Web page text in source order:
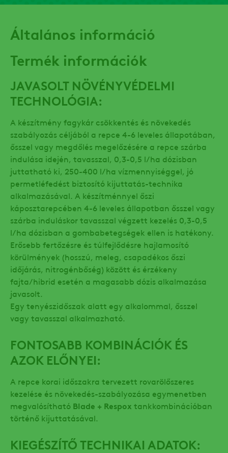
Általános információ
Termék információk
JAVASOLT NÖVÉNYVÉDELMI
TECHNOLÓGIA:
A készítmény fagykár csökkentés és növekedés
szabályozás céljából a repce 4-6 leveles állapotában,
ősszel vagy megdőlés megelőzésére a repce szárba
indulása idején, tavasszal, 0,3-0,5 l/ha dózisban
juttatható ki, 250-400 l/ha vízmennyiséggel, jó
permetléfedést biztosító kijuttatás-technika
alkalmazásával. A készítménnyel őszi
káposztarepcében 4-6 leveles állapotban ősszel vagy
szárba induláskor tavasszal végzett kezelés 0,3-0,5
l/ha dózisban a gombabetegségek ellen is hatékony.
Erősebb fertőzésre és túlfejlődésre hajlamosító
körülmények (hosszú, meleg, csapadékos őszi
időjárás, nitrogénbőség) között és érzékeny
fajta/hibrid esetén a magasabb dózis alkalmazása
javasolt.
Egy tenyészidőszak alatt egy alkalommal, ősszel
vagy tavasszal alkalmazható.
FONTOSABB KOMBINÁCIÓK ÉS
AZOK ELŐNYEI:
A repce korai időszakra tervezett rovarölőszeres
kezelése és növekedés-szabályozása egymenetben
megvalósítható Blade + Respox tankkombinációban
történő kijuttatásával.
KIEGÉSZÍTŐ TECHNIKAI ADATOK: